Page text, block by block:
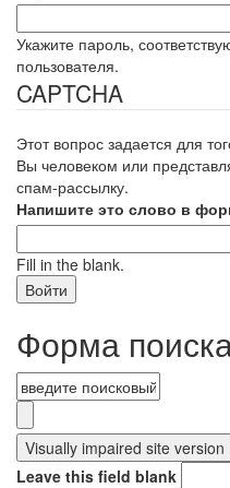
Укажите пароль,
пользователя.
CAPTCHA
Этот вопрос задается для
Вы человеком или
спам-рассылку.
Напишите это слово в
Fill in the blank.
Форма
Leave this field blank